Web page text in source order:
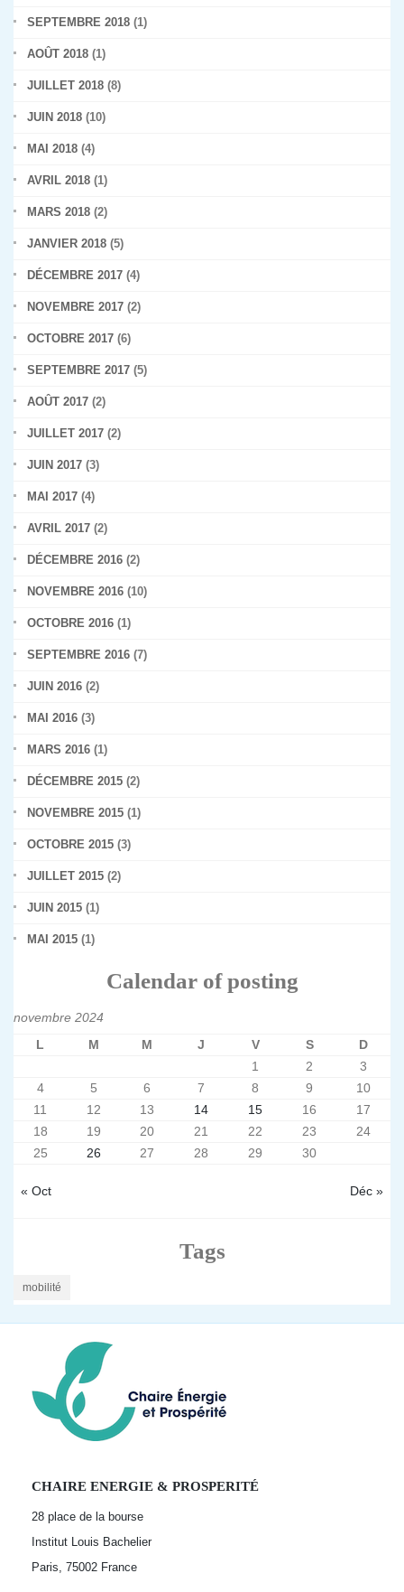
SEPTEMBRE 2018 (1)
AOÛT 2018 (1)
JUILLET 2018 (8)
JUIN 2018 (10)
MAI 2018 (4)
AVRIL 2018 (1)
MARS 2018 (2)
JANVIER 2018 (5)
DÉCEMBRE 2017 (4)
NOVEMBRE 2017 (2)
OCTOBRE 2017 (6)
SEPTEMBRE 2017 (5)
AOÛT 2017 (2)
JUILLET 2017 (2)
JUIN 2017 (3)
MAI 2017 (4)
AVRIL 2017 (2)
DÉCEMBRE 2016 (2)
NOVEMBRE 2016 (10)
OCTOBRE 2016 (1)
SEPTEMBRE 2016 (7)
JUIN 2016 (2)
MAI 2016 (3)
MARS 2016 (1)
DÉCEMBRE 2015 (2)
NOVEMBRE 2015 (1)
OCTOBRE 2015 (3)
JUILLET 2015 (2)
JUIN 2015 (1)
MAI 2015 (1)
Calendar of posting
novembre 2024
L
M M J V S D
« Oct Déc »
1 2
3
4
5 6 7 8 9
10
11
12 13 14 15 16
17
18
19 20 21 22 23
24
25
26 27 28 29 30
Tags
mobilité
CHAIRE ENERGIE & PROSPERITÉ
28 place de la bourse
Institut Louis Bachelier
Paris, 75002 France